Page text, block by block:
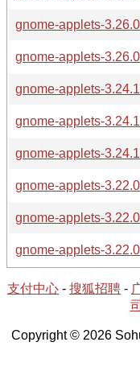
gnome-applets-
gnome-applets-
gnome-applets-
gnome-applets-
gnome-applets-
gnome-applets-
gnome-applets-
gnome-applets-
支付中心 - 搜狐招聘 -
Copyright © 2026